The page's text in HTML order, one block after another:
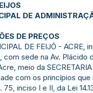
DE
DE PREÇOS
DE FEIJÓ - ACRE,
com sede na Av. Plácido
meio da
com os princípios que
75, inciso I e II, da Lei